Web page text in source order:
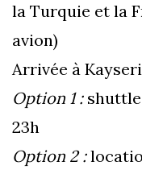
la Turquie et la
avion)
Arrivée à
Option 1 :shuttle
23h
Option 2 :